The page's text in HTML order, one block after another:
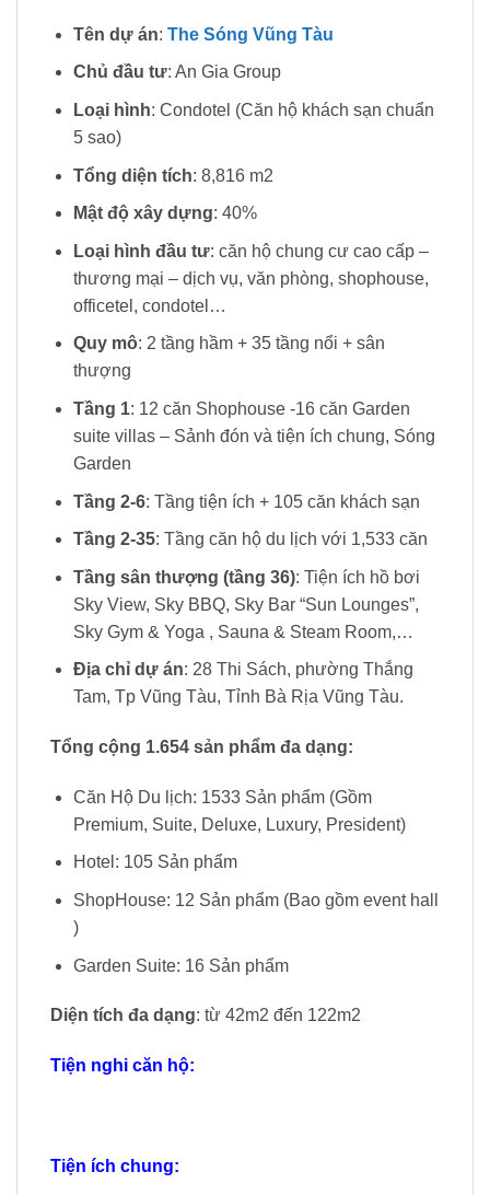
Tên dự án: The Sóng Vũng Tàu
Chủ đầu tư: An Gia Group
Loại hình: Condotel (Căn hộ khách sạn chuẩn
5 sao)
Tổng diện tích: 8,816 m2
Mật độ xây dựng: 40%
Loại hình đầu tư: căn hộ chung cư cao cấp –
thương mại – dịch vụ, văn phòng, shophouse,
officetel, condotel…
Quy mô: 2 tầng hầm + 35 tầng nổi + sân
thượng
Tầng 1: 12 căn Shophouse -16 căn Garden
suite villas – Sảnh đón và tiện ích chung, Sóng
Garden
Tầng 2-6: Tầng tiện ích + 105 căn khách sạn
Tầng 2-35: Tầng căn hộ du lịch với 1,533 căn
Tầng sân thượng (tầng 36): Tiện ích hồ bơi
Sky View, Sky BBQ, Sky Bar “Sun Lounges”,
Sky Gym & Yoga , Sauna & Steam Room,…
Địa chỉ dự án: 28 Thi Sách, phường Thắng
Tam, Tp Vũng Tàu, Tỉnh Bà Rịa Vũng Tàu.
Tổng cộng 1.654 sản phẩm đa dạng:
Căn Hộ Du lịch: 1533 Sản phẩm (Gồm
Premium, Suite, Deluxe, Luxury, President)
Hotel: 105 Sản phẩm
ShopHouse: 12 Sản phẩm (Bao gồm event hall
)
Garden Suite: 16 Sản phẩm
Diện tích đa dạng: từ 42m2 đến 122m2
Tiện nghi căn hộ:
Tiện ích chung: